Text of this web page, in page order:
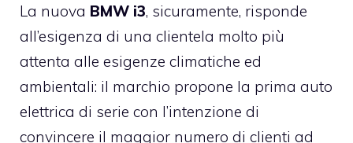
La nuova BMW i3, sicuramente, risponde
all’esigenza di una clientela molto più
attenta alle esigenze climatiche ed
ambientali: il marchio propone la prima auto
elettrica di serie con l’intenzione di
convincere il maggior numero di clienti ad